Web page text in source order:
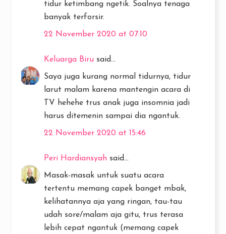
tidur ketimbang ngetik. Soalnya tenaga
banyak terforsir.
22 November 2020 at 07:10
Keluarga Biru said...
Saya juga kurang normal tidurnya, tidur
larut malam karena mantengin acara di
TV hehehe trus anak juga insomnia jadi
harus ditemenin sampai dia ngantuk.
22 November 2020 at 15:46
Peri Hardiansyah said...
Masak-masak untuk suatu acara
tertentu memang capek banget mbak,
kelihatannya aja yang ringan, tau-tau
udah sore/malam aja gitu, trus terasa
lebih cepat ngantuk (memang capek